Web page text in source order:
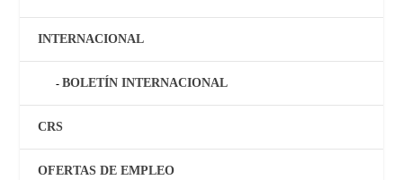
INTERNACIONAL
BOLETÍN INTERNACIONAL
CRS
OFERTAS DE EMPLEO